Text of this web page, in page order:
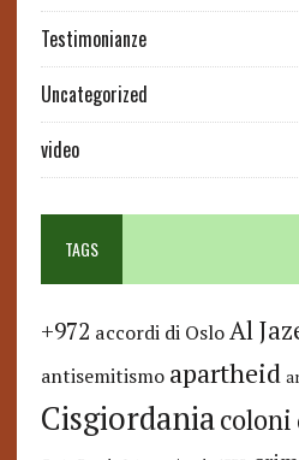
Testimonianze
Uncategorized
video
TAGS
+972 accordi di Oslo Al
antisemitismo apartheid
Cisgiordaniacoloni